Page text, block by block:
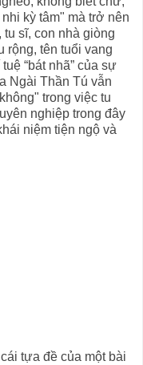
kỳ tâm" mà trở nên
sĩ, con nhà giòng
rộng, tên tuổi vang
“bát nhã” của sự
Ngài Thần Tú vẫn
trong việc tu
nghiệp trong đây
niệm tiện ngộ và
tựa đề của một bài